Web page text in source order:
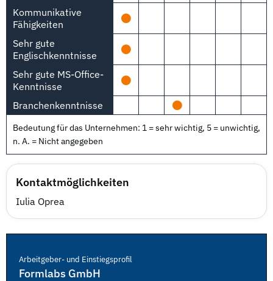
Kommunikative
Fähigkeiten
Sehr gute
Englischkenntnisse
Sehr gute MS-Office-
Kenntnisse
Branchenkenntnisse
Bedeutung für das Unternehmen: 1 = sehr wichtig, 5 = unwichtig,
n. A. = Nicht angegeben
Kontaktmöglichkeiten
Iulia Oprea
Arbeitgeber- und Einstiegsprofil
Formlabs GmbH